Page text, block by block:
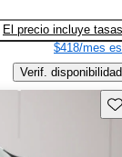
El precio incluye tasas
$418/mes
Verif. disponibilidad